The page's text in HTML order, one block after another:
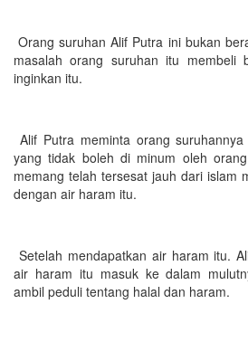
Orang suruhan Alif Putra ini bukan
masalah orang suruhan itu membeli
inginkan itu.
Alif Putra meminta orang
yang tidak boleh di minum oleh
memang telah tersesat jauh dari islam
dengan air haram itu.
Setelah mendapatkan air haram itu.
air haram itu masuk ke dalam
ambil peduli tentang halal dan haram.